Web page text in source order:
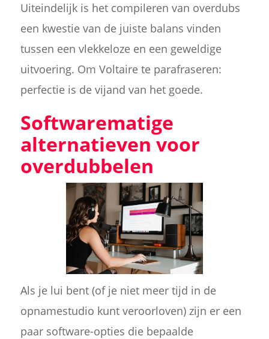
Uiteindelijk is het compileren van overdubs
een kwestie van de juiste balans vinden
tussen een vlekkeloze en een geweldige
uitvoering. Om Voltaire te parafraseren:
perfectie is de vijand van het goede.
Softwarematige
alternatieven voor
overdubbelen
Als je lui bent (of je niet meer tijd in de
opnamestudio kunt veroorloven) zijn er een
paar software-opties die bepaalde